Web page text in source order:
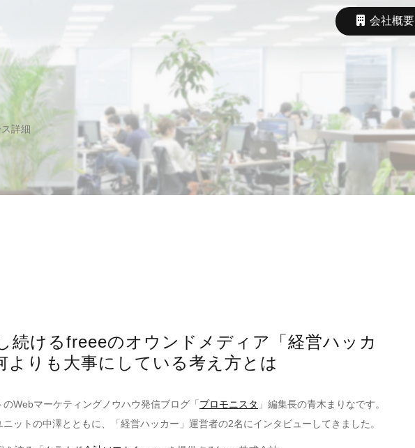
会社概要
詳細
続けるfreeeのオウンドメディア「経営ハッカ
よりも大事にしている考え方とは
Webマーケティングノウハウ発信ブログ「 プロモニスタ 」編集長の青木まりなです。
ットの中澤とともに、「経営ハッカー」運営者の2名にインタビューしてきました。